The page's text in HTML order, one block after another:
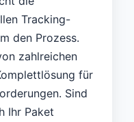
Tracking-
den Prozess.
zahlreichen
für
Sind
Ihr Paket